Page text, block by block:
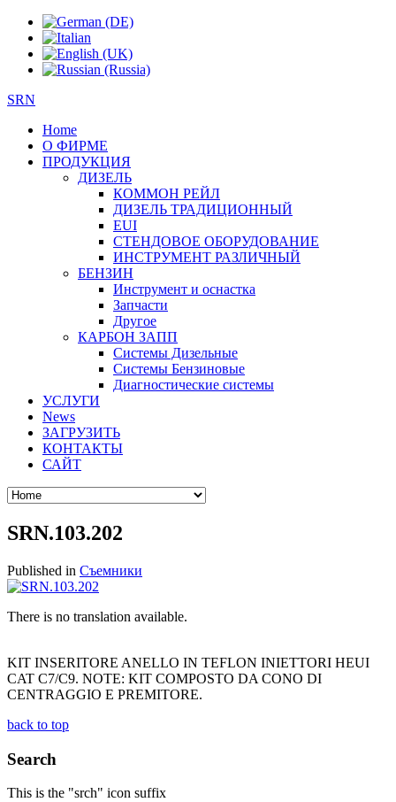
SRN
Home
О ФИРМЕ
ПРОДУКЦИЯ
ДИЗЕЛЬ
КОММОН РЕЙЛ
ДИЗЕЛЬ ТРАДИЦИОННЫЙ
EUI
СТЕНДОВОЕ ОБОРУДОВАНИЕ
ИНСТРУМЕНТ РАЗЛИЧНЫЙ
БЕНЗИН
Инструмент и оснастка
Запчасти
Другое
КАРБОН ЗАПП
Системы Дизельные
Системы Бензиновые
Диагностические системы
УСЛУГИ
News
ЗАГРУЗИТЬ
КОНТАКТЫ
САЙТ
SRN.103.202
Published in Съемники
There is no translation available.
KIT INSERITORE ANELLO IN TEFLON INIETTORI HEUI
CAT C7/C9. NOTE: KIT COMPOSTO DA CONO DI
CENTRAGGIO E PREMITORE.
back to top
Search
This is the "srch" icon suffix